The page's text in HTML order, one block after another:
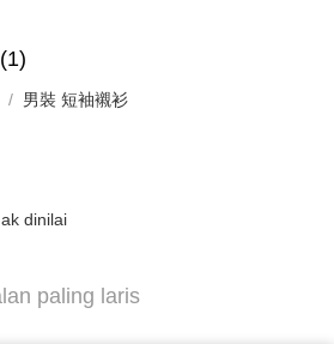
男裝 短袖襯衫
dinilai
paling laris